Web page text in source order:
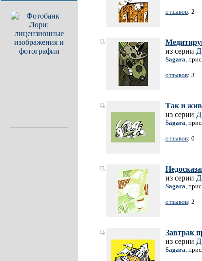
отзывов: 2
из серии
Sagara,
отзывов: 3
Так и
из серии
Sagara,
отзывов: 0
из серии
Sagara,
отзывов: 2
Завтрак
из серии
Sagara,